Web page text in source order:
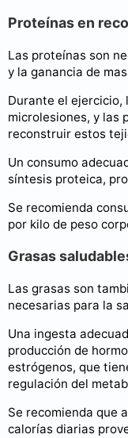
Proteínas en
Las proteínas son
y la ganancia de
Durante el ejercicio,
microlesiones, y las
reconstruir estos
Un consumo
síntesis proteica,
Se recomienda
por kilo de peso
Grasas
Las grasas son
necesarias para la
Una ingesta
producción de
estrógenos, que
regulación del
Se recomienda que
calorías diarias